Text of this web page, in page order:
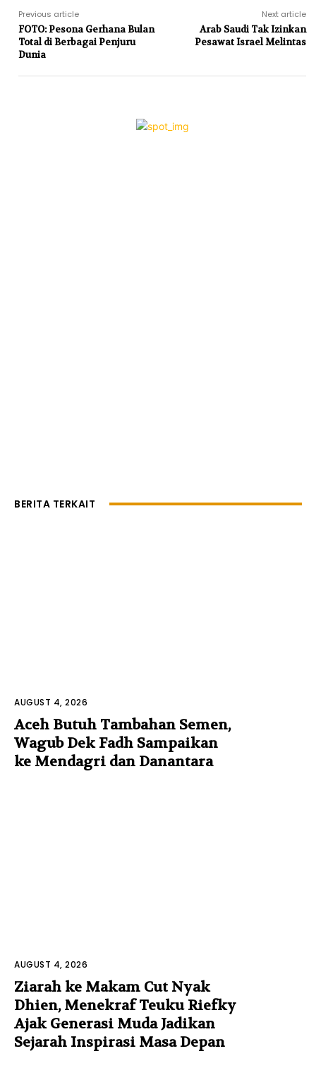
Previous article
FOTO: Pesona Gerhana Bulan
Total di Berbagai Penjuru
Dunia
Next article
Arab Saudi Tak Izinkan
Pesawat Israel Melintas
BERITA TERKAIT
AUGUST 4, 2026
Aceh Butuh Tambahan Semen,
Wagub Dek Fadh Sampaikan
ke Mendagri dan Danantara
AUGUST 4, 2026
Ziarah ke Makam Cut Nyak
Dhien, Menekraf Teuku Riefky
Ajak Generasi Muda Jadikan
Sejarah Inspirasi Masa Depan